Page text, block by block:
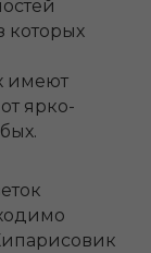
которых
имеют
ярко-